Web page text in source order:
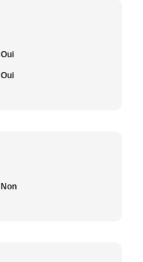
Oui
Oui
Non